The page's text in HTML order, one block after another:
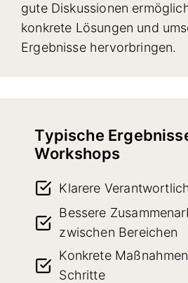
gute Diskussionen
konkrete Lösungen und
Ergebnisse hervorbringen.
Typische
Workshops
Klarere
Bessere
zwischen Bereichen
Konkrete
Schritte